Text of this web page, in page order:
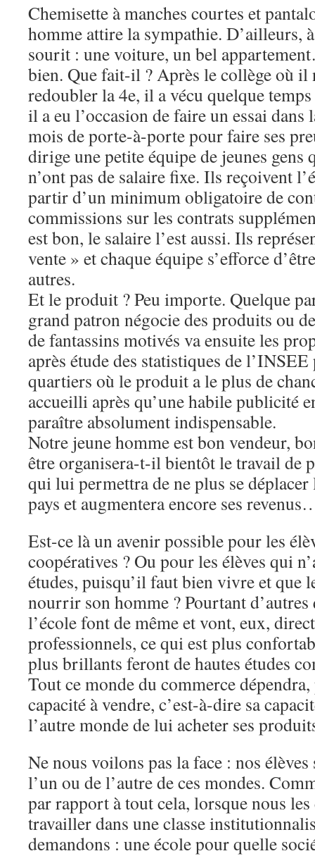
Chemisette à manches courtes et
homme attire la sympathie. D’ailleurs,
sourit : une voiture, un bel
bien. Que fait-il ? Après le collège où il
redoubler la 4e, il a vécu quelque
il a eu l’occasion de faire un essai dans
mois de porte-à-porte pour faire ses
dirige une petite équipe de jeunes gens
n’ont pas de salaire fixe. Ils reçoivent
partir d’un minimum obligatoire de
commissions sur les contrats
est bon, le salaire l’est aussi. Ils
vente » et chaque équipe s’efforce
autres.
Et le produit ? Peu importe. Quelque
grand patron négocie des produits ou
de fantassins motivés va ensuite les
après étude des statistiques de
quartiers où le produit a le plus de
accueilli après qu’une habile publicité
paraître absolument indispensable.
Notre jeune homme est bon vendeur,
être organisera-t-il bientôt le travail de
qui lui permettra de ne plus se
pays et augmentera encore ses
Est-ce là un avenir possible pour les
coopératives ? Ou pour les élèves qui
études, puisqu’il faut bien vivre et que
nourrir son homme ? Pourtant
l’école font de même et vont, eux,
professionnels, ce qui est plus
plus brillants feront de hautes études
Tout ce monde du commerce
capacité à vendre, c’est-à-dire sa
l’autre monde de lui acheter ses
Ne nous voilons pas la face : nos
l’un ou de l’autre de ces mondes.
par rapport à tout cela, lorsque nous
travailler dans une classe
demandons : une école pour quelle